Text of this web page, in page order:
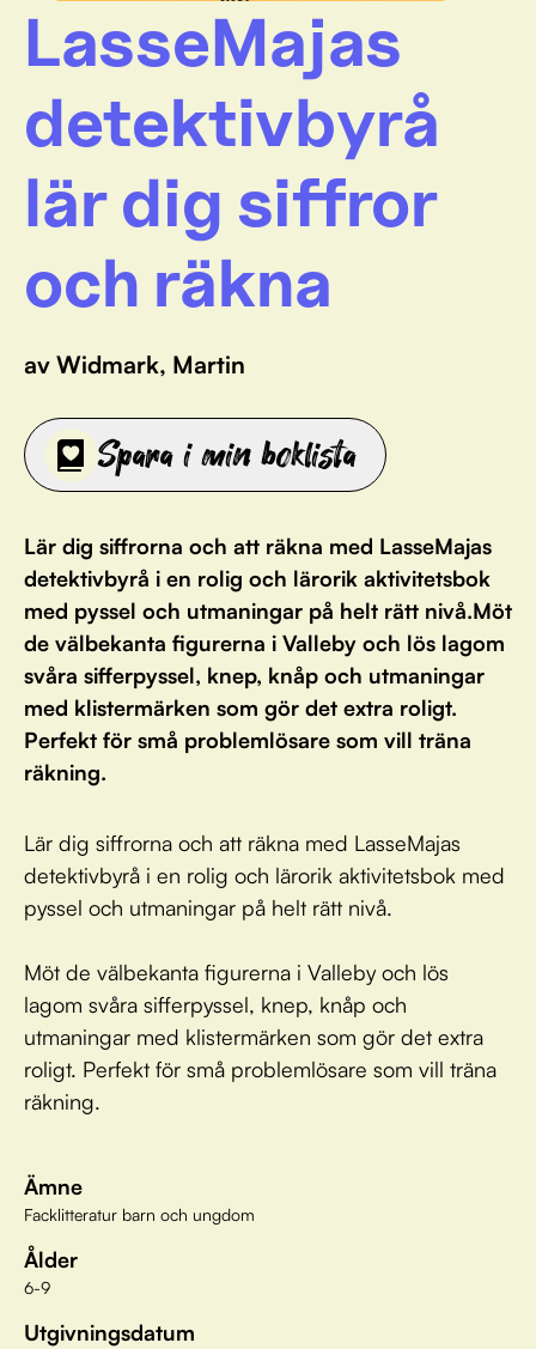
LasseMajas
detektivbyrå
lär dig siffror
och räkna
av Widmark, Martin
Spara i min boklista
Lär dig siffrorna och att räkna med LasseMajas
detektivbyrå i en rolig och lärorik aktivitetsbok
med pyssel och utmaningar på helt rätt nivå.Möt
de välbekanta figurerna i Valleby och lös lagom
svåra sifferpyssel, knep, knåp och utmaningar
med klistermärken som gör det extra roligt.
Perfekt för små problemlösare som vill träna
räkning.
Lär dig siffrorna och att räkna med LasseMajas
detektivbyrå i en rolig och lärorik aktivitetsbok med
pyssel och utmaningar på helt rätt nivå.
Möt de välbekanta figurerna i Valleby och lös
lagom svåra sifferpyssel, knep, knåp och
utmaningar med klistermärken som gör det extra
roligt. Perfekt för små problemlösare som vill träna
räkning.
Ämne
Facklitteratur barn och ungdom
Ålder
6-9
Utgivningsdatum